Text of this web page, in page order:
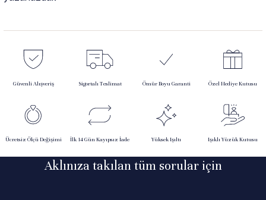
Güvenli Alışveriş Sigortalı Teslimat Ömür Boyu Garanti Özel Hediye Kutusu
Ücretsiz Ölçü Değişimi İlk 14 Gün Kayıpsız İade Yüksek Işıltı Işıklı Yüzük Kutusu
Aklınıza takılan tüm sorular için